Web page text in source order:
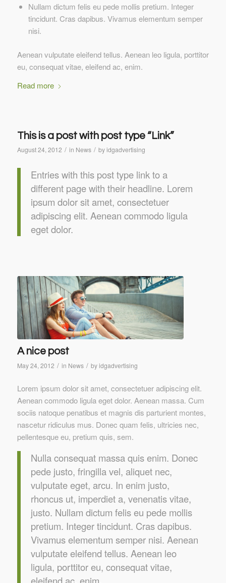
Nullam dictum felis eu pede mollis pretium. Integer
tincidunt. Cras dapibus. Vivamus elementum semper
nisi.
Aenean vulputate eleifend tellus. Aenean leo ligula, porttitor
eu, consequat vitae, eleifend ac, enim.
Read more
This is a post with post type “Link”
August 24, 2012 / in News / byidgadvertising
Entries with this post type link to a
different page with their headline. Lorem
ipsum dolor sit amet, consectetuer
adipiscing elit. Aenean commodo ligula
eget dolor.
A nice post
May 24, 2012 / in News / byidgadvertising
Lorem ipsum dolor sit amet, consectetuer adipiscing elit.
Aenean commodo ligula eget dolor. Aenean massa. Cum
sociis natoque penatibus et magnis dis parturient montes,
nascetur ridiculus mus. Donec quam felis, ultricies nec,
pellentesque eu, pretium quis, sem.
Nulla consequat massa quis enim. Donec
pede justo, fringilla vel, aliquet nec,
vulputate eget, arcu. In enim justo,
rhoncus ut, imperdiet a, venenatis vitae,
justo. Nullam dictum felis eu pede mollis
pretium. Integer tincidunt. Cras dapibus.
Vivamus elementum semper nisi. Aenean
vulputate eleifend tellus. Aenean leo
ligula, porttitor eu, consequat vitae,
eleifend ac, enim.